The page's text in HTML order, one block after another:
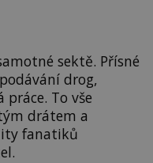
sektě. Přísné
drog,
To vše
drátem a
fanatiků